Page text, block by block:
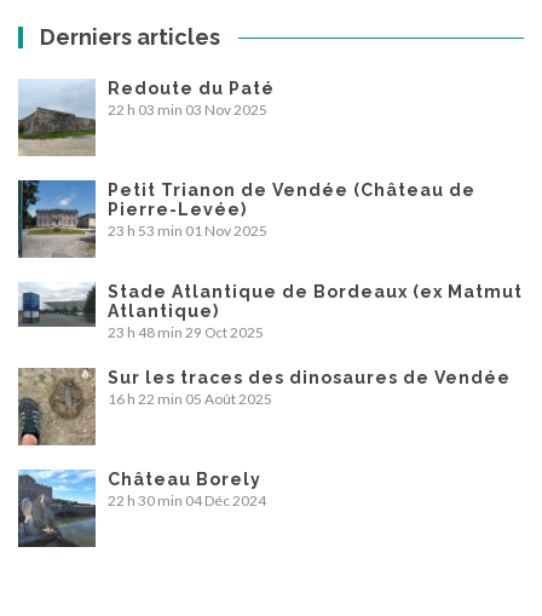
Derniers articles
Redoute du Paté
22 h 03 min 03 Nov 2025
Petit Trianon de Vendée (Château de
Pierre-Levée)
23 h 53 min 01 Nov 2025
Stade Atlantique de Bordeaux (ex Matmut
Atlantique)
23 h 48 min 29 Oct 2025
Sur les traces des dinosaures de Vendée
16 h 22 min 05 Août 2025
Château Borely
22 h 30 min 04 Déc 2024